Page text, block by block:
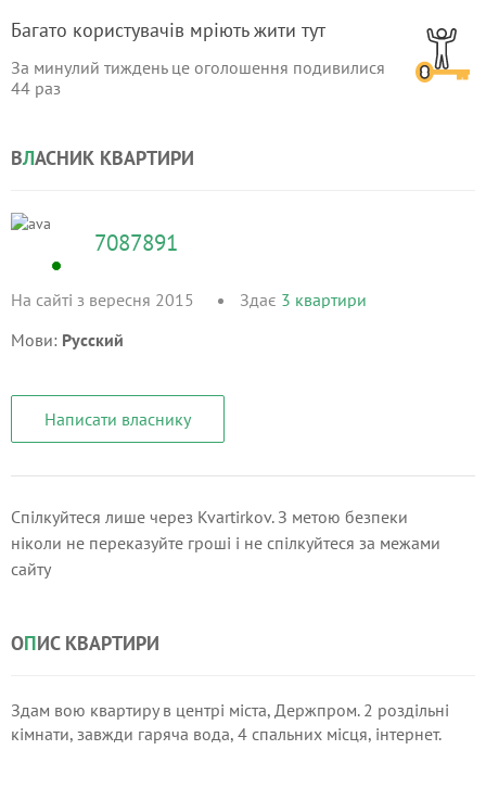
Багато користувачів мріють жити тут
За минулий тиждень це оголошення подивилися
44 раз
ВЛАСНИК КВАРТИРИ
7087891
На сайті з вересня 2015 Здає 3 квартири
Мови: Русский
Написати власнику
Спілкуйтеся лише через Kvartirkov. З метою безпеки
ніколи не переказуйте гроші і не спілкуйтеся за межами
сайту
ОПИС КВАРТИРИ
Здам вою квартиру в центрі міста, Держпром. 2 роздільні
кімнати, завжди гаряча вода, 4 спальних місця, інтернет.